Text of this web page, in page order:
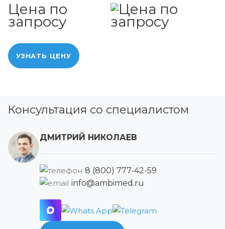
Цена по
запросу
УЗНАТЬ ЦЕНУ
Консультация со специалистом
ДМИТРИЙ НИКОЛАЕВ
8 (800) 777-42-59
info@ambimed.ru